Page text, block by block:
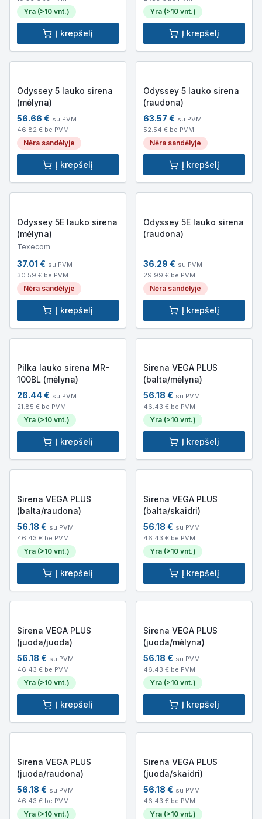
Yra (>10 vnt.)
Į krepšelį
Yra (>10 vnt.)
Į krepšelį
Odyssey 5 lauko sirena
(mėlyna)
56.66 € su PVM
46.82 € be PVM
Nėra sandėlyje
Į krepšelį
Odyssey 5 lauko sirena
(raudona)
63.57 € su PVM
52.54 € be PVM
Nėra sandėlyje
Į krepšelį
Odyssey 5E lauko sirena
(mėlyna)
Texecom
37.01 € su PVM
30.59 € be PVM
Nėra sandėlyje
Į krepšelį
Odyssey 5E lauko sirena
(raudona)
36.29 € su PVM
29.99 € be PVM
Nėra sandėlyje
Į krepšelį
Pilka lauko sirena MR-
100BL (mėlyna)
26.44€ su PVM
21.85 € be PVM
Yra (>10 vnt.)
Į krepšelį
Sirena VEGA PLUS
(balta/mėlyna)
56.18 € su PVM
46.43 € be PVM
Yra (>10 vnt.)
Į krepšelį
Sirena VEGA PLUS
(balta/raudona)
56.18 € su PVM
46.43 € be PVM
Yra (>10 vnt.)
Į krepšelį
Sirena VEGA PLUS
(balta/skaidri)
56.18 € su PVM
46.43 € be PVM
Yra (>10 vnt.)
Į krepšelį
Sirena VEGA PLUS
(juoda/juoda)
56.18 € su PVM
46.43 € be PVM
Yra (>10 vnt.)
Į krepšelį
Sirena VEGA PLUS
(juoda/mėlyna)
56.18 € su PVM
46.43 € be PVM
Yra (>10 vnt.)
Į krepšelį
Sirena VEGA PLUS
(juoda/raudona)
56.18 € su PVM
46.43 € be PVM
Yra (>10 vnt.)
Sirena VEGA PLUS
(juoda/skaidri)
56.18 € su PVM
46.43 € be PVM
Yra (>10 vnt.)